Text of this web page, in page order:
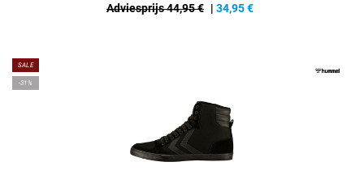
Adviesprijs 44,95 € | 34,95€
SALE
-31%